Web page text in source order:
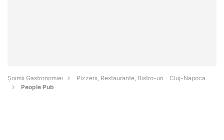
Șoimii Gastronomiei
Pizzerii, Restaurante, Bistro-uri - Cluj-Napoca
People Pub